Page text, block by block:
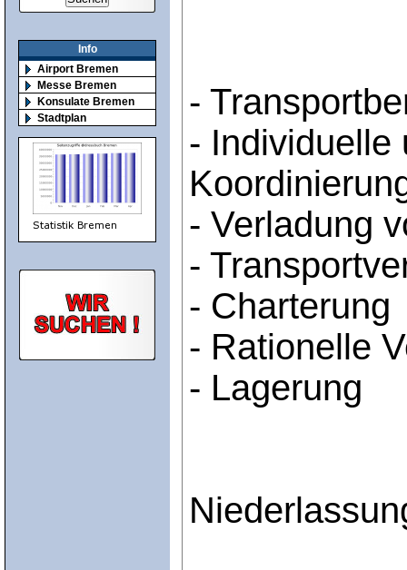
Info
Airport Bremen
Messe Bremen
Konsulate Bremen
Stadtplan
-
- Individuelle
- Verladung
-
- Charterung
- Rationelle
- Lagerung